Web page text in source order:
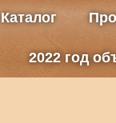
Каталог
2022 год